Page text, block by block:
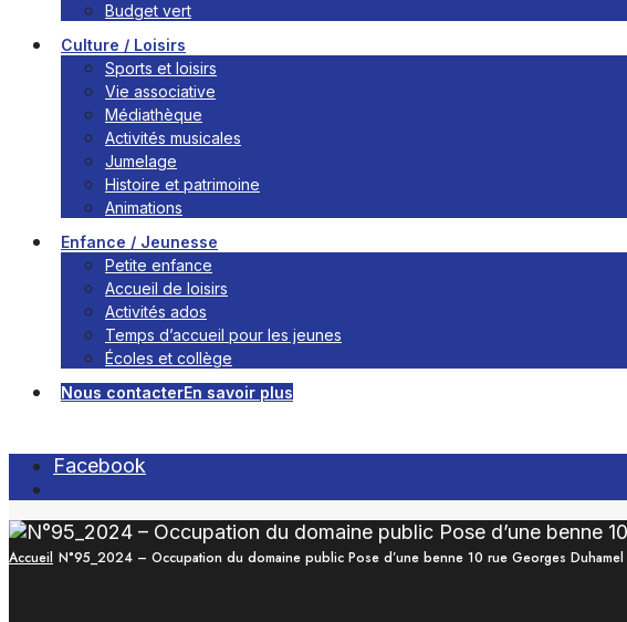
Budget vert
Culture / Loisirs
Sports et loisirs
Vie associative
Médiathèque
Activités musicales
Jumelage
Histoire et patrimoine
Animations
Enfance / Jeunesse
Petite enfance
Accueil de loisirs
Activités ados
Temps d’accueil pour les jeunes
Écoles et collège
Nous contacterEn savoir plus
Facebook
Window
Accueil N°95_2024 – Occupation du domaine public Pose d’une benne 10 rue Georges Duhamel